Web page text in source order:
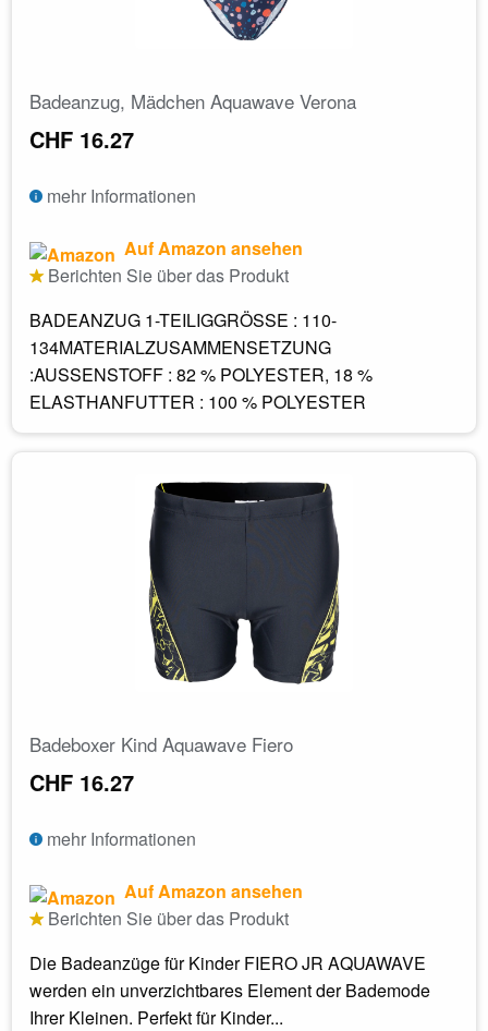
Badeanzug, Mädchen Aquawave Verona
CHF 16.27
mehr Informationen
Auf Amazon ansehen
Berichten Sie über das Produkt
BADEANZUG 1-TEILIGGRÖSSE : 110-
134MATERIALZUSAMMENSETZUNG
:AUSSENSTOFF : 82 % POLYESTER, 18 %
ELASTHANFUTTER : 100 % POLYESTER
Badeboxer Kind Aquawave Fiero
CHF 16.27
mehr Informationen
Auf Amazon ansehen
Berichten Sie über das Produkt
Die Badeanzüge für Kinder FIERO JR AQUAWAVE
werden ein unverzichtbares Element der Bademode
Ihrer Kleinen. Perfekt für Kinder...